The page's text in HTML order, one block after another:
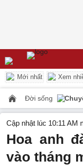
Mới nhất Xem
Đời sống
Cập nhật lúc 10:11 AM
Hoa anh
vào tháng